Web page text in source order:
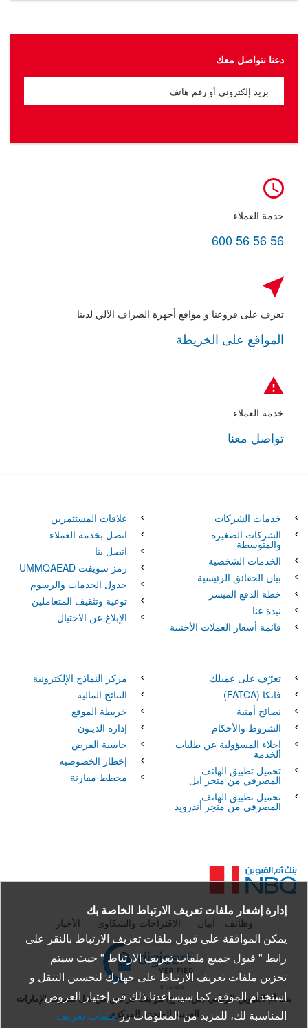
إدارة إشعار ملفات تعريف الارتباط الخاصة بك
يمكن الموافقة على قبول ملفات تعريف الارتباط بالنقر على
رابط " قبول جميع ملفات تعريف الارتباط " حيث سيتم
تخزين ملفات تعريف الارتباط على جهازك لتحسين التنقل و
إستخدام الموقع، كما سيساعدنا ذلك في إختيار العروض
المناسبة لك، للمزيد من المعلومات زرملفات تعريف
دعنا نتواصل معك
خدمة العملاء
600 56 56 56
تعرف على فروعنا و مواقع أجهزة الصراف الآلي لدينا
المواقع على الخريطة
خدمة العملاء
تواصل معنا
خدمات الشركات
الشركات الصغيرة
والمتوسطة
الخدمات الشخصية
بيان الحقائق الرئيسية
خطة الدفع الميسر
نبذة عنا
قائمة أسعار العملات الأجنبية
علاقات المستثمرين
اتصل بخدمة العملاء
اتصل بنا
رمز سويفت UMMQAEAD
جدول الخدمات والرسوم
توعية وتثقيف المتعاملين
الإبلاغ عن الاحتيال
تعرّف على عميلك
فاتكا‏‏ (FATCA)
نصائح أمنية
الشروط والأحكام
إخلاء المسؤولية عن طلبات
الخدمة
تحميل تطبيق الهاتف
المصرفي من متجر ابل
تحميل تطبيق الهاتف
المصرفي من متجر أندرويد
مركز النماذج الإلكترونية
النتائج المالية
خريطة الموقع
إدارة الديـون
حاسبة القرض
إخطار الخصوصية
مخطط مقارنة
الصفحة
الرئيسية
وظائف آيبان الاقتراحات والشكاوى الأخبار
certificate verification popup
بنك أم القيوين الوطني (ش. م. ع) هو بنك مرخّص من قبل مصرف الإمارات
العربية المتحدة المركزي